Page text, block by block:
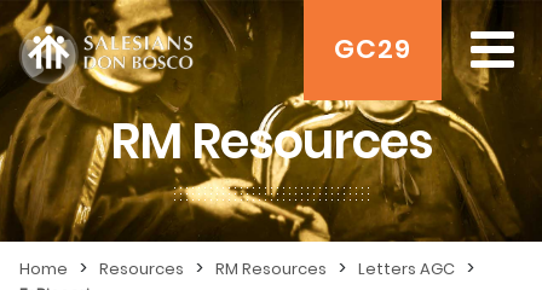
GC29
RM Resources
Home > Resources > RM Resources > Letters AGC >